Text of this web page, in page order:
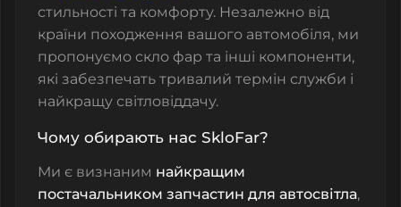
стильності та комфорту. Незалежно від
країни походження вашого автомобіля, ми
пропонуємо скло фар та інші компоненти,
які забезпечать тривалий термін служби і
найкращу світловіддачу.
Чому обирають нас SkloFar?
Ми є визнаним найкращим
постачальником запчастин для автосвітла,